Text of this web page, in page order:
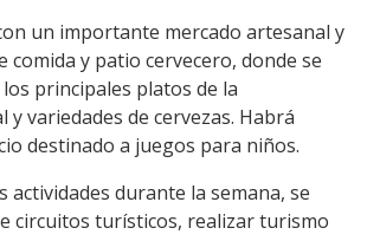
un importante mercado artesanal y
comida y patio cervecero, donde se
principales platos de la
y variedades de cervezas. Habrá
destinado a juegos para niños.
actividades durante la semana, se
circuitos turísticos, realizar turismo